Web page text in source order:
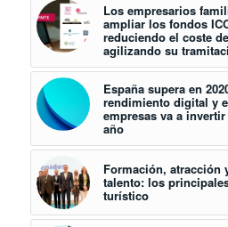
Los empresarios
ampliar los fondos
reduciendo el coste
agilizando su
España supera en
rendimiento digital y
empresas va a
año
Formación, atracción
talento: los
turístico